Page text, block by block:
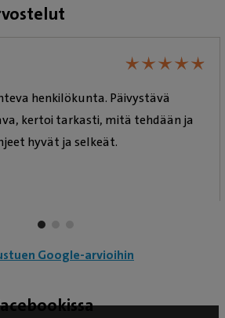
★★★★★
★★★★★
henkilökunta. Päivystävä
kertoi tarkasti, mitä tehdään ja
hyvät ja selkeät.
Google-arvioihin